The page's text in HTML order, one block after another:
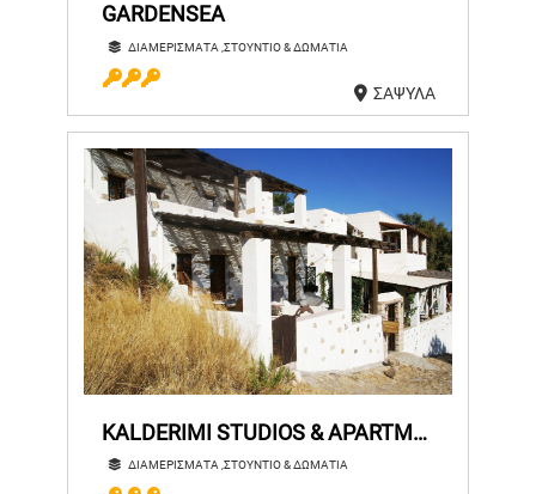
GARDENSEA
ΔΙΑΜΕΡΙΣΜΑΤΑ ,ΣΤΟΥΝΤΙΟ & ΔΩΜΑΤΙΑ
ΣΑΨΥΛΑ
KALDERIMI STUDIOS & APARTMENTS
ΔΙΑΜΕΡΙΣΜΑΤΑ ,ΣΤΟΥΝΤΙΟ & ΔΩΜΑΤΙΑ